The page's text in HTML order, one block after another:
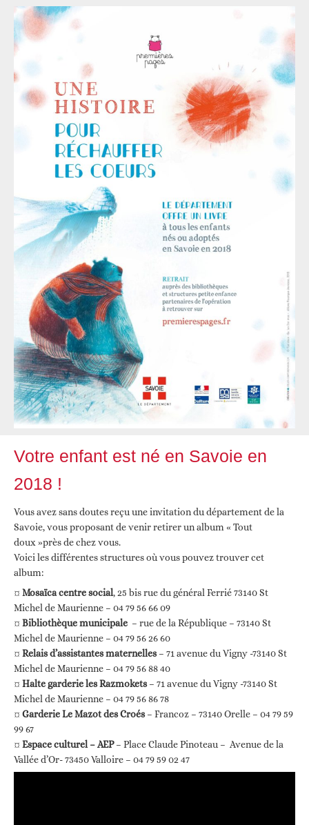
Votre enfant est né en Savoie en
2018 !
Vous avez sans doutes reçu une invitation du département de la
Savoie, vous proposant de venir retirer un album « Tout
doux »près de chez vous.
Voici les différentes structures où vous pouvez trouver cet
album:
¤ Mosaïca centre social, 25 bis rue du général Ferrié 73140 St
Michel de Maurienne – 04 79 56 66 09
¤ Bibliothèque municipale – rue de la République – 73140 St
Michel de Maurienne – 04 79 56 26 60
¤ Relais d’assistantes maternelles– 71 avenue du Vigny -73140 St
Michel de Maurienne – 04 79 56 88 40
¤ Halte garderie les Razmokets– 71 avenue du Vigny -73140 St
Michel de Maurienne – 04 79 56 86 78
¤ Garderie Le Mazot des Croés– Francoz – 73140 Orelle – 04 79 59
99 67
¤ Espace culturel – AEP– Place Claude Pinoteau – Avenue de la
Vallée d’Or- 73450 Valloire – 04 79 59 02 47